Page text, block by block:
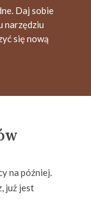
Daj sobie
narzędziu
się nową
na później.
już jest